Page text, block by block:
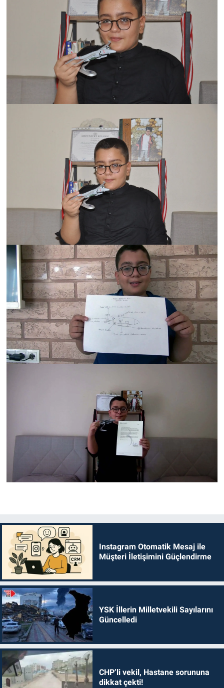
Instagram Otomatik Mesaj ile
Müşteri İletişimini Güçlendirme
YSK İllerin Milletvekili Sayılarını
Güncelledi
CHP’li vekil, Hastane sorununa
dikkat çekti!